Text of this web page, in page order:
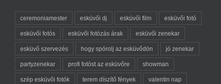
ceremoniamester esküvői dj esküvői film esküvői fotó
esküvői fotós esküvői fotózás árak esküvői zenekar
esküvő szervezés hogy spórolj az esküvődön jó zenekar
partyzenekar profi fotóst az esküvőre showman
szép esküvői fotók terem díszítő fények valentin nap